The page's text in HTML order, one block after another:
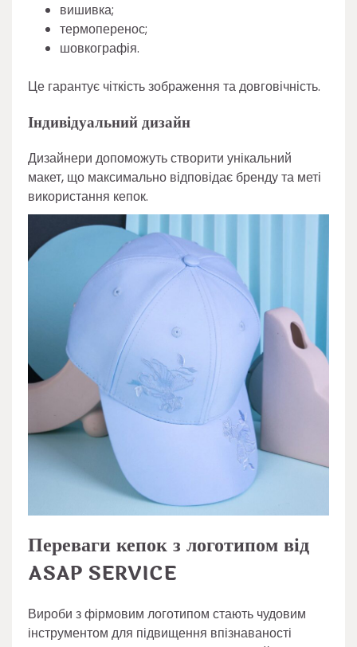
вишивка;
термоперенос;
шовкографія.
Це гарантує чіткість зображення та довговічність.
Індивідуальний дизайн
Дизайнери допоможуть створити унікальний
макет, що максимально відповідає бренду та меті
використання кепок.
Переваги кепок з логотипом від
ASAP SERVICE
Вироби з фірмовим логотипом стають чудовим
інструментом для підвищення впізнаваності